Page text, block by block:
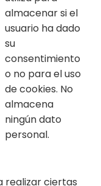
almacenar si el
usuario ha dado
su
consentimiento
o no para el uso
de cookies. No
almacena
ningún dato
personal.
realizar ciertas